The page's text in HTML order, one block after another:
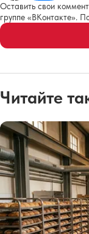
Оставить свои
группе «ВКонтакте».
Читайте